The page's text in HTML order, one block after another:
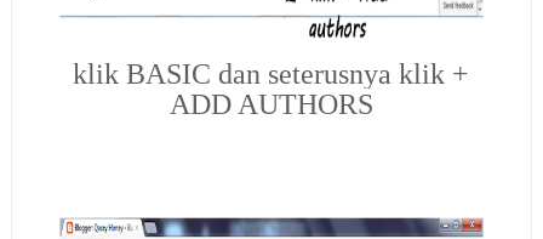
klik BASIC dan seterusnya klik +
ADD AUTHORS